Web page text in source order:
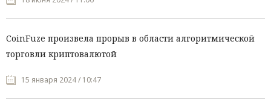
CoinFuze произвела прорыв в области алгоритмической
торговли криптовалютой
15 января 2024 / 10:47